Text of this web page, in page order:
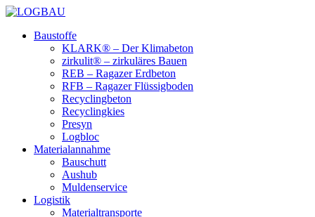
Baustoffe
KLARK® – Der Klimabeton
zirkulit® – zirkuläres Bauen
REB – Ragazer Erdbeton
RFB – Ragazer Flüssigboden
Recyclingbeton
Recyclingkies
Presyn
Logbloc
Materialannahme
Bauschutt
Aushub
Muldenservice
Logistik
Materialtransporte